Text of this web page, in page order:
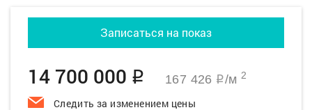
Записаться на показ
14 700 000 q 167 426 q/м 2
Следить за изменением цены